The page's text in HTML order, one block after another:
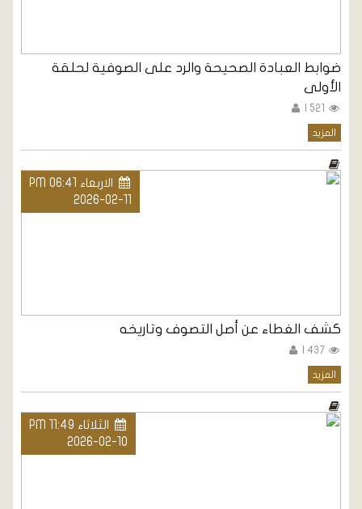
ضوابط العبادة الصحيحة والرد على الصوفية لحلقة
الأولى
المزيد
الاربعاء PM 06:41
2026-02-11
كشف الغطاء عن أصل التصوف وتاريخه
المزيد
الثلاثاء PM 11:49
2026-02-10